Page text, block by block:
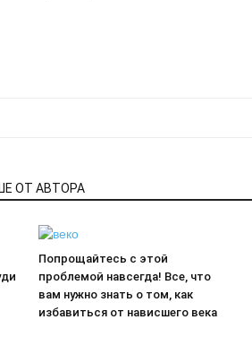
ОТ АВТОРА
Попрощайтесь с этой
проблемой навсегда! Все, что
вам нужно знать о том, как
избавиться от нависшего века